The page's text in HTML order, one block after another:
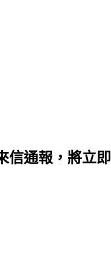
信通報，將立